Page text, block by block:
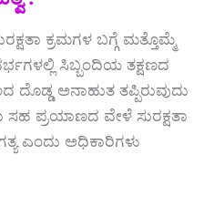
ಕ್ರಮಗಳ ಬಗ್ಗೆ ಮತ್ತೊಮ್ಮೆ
ಸಿಬ್ಬಂದಿಯ ತಕ್ಷಣದ
ದೊಡ್ಡ ಅನಾಹುತ ತಪ್ಪಿರುವುದು
ಪ್ರಯಾಣದ ವೇಳೆ ಸುರಕ್ಷತಾ
ಎಂದು ಅಧಿಕಾರಿಗಳು